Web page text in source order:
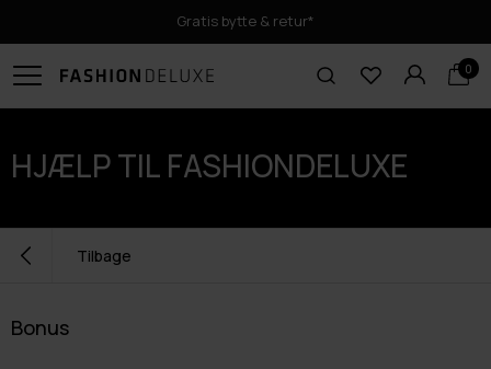
Gratis bytte & retur*
0
HJÆLP TIL FASHIONDELUXE
Tilbage
Bonus